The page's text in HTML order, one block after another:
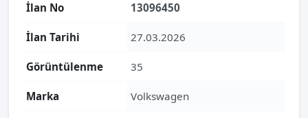
İlan No 13096450
İlan Tarihi 27.03.2026
Görüntülenme 35
Marka Volkswagen